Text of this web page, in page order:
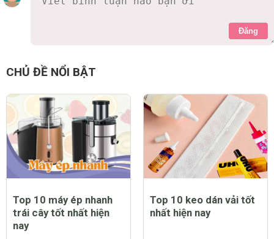
Đăng
CHỦ ĐỀ NỔI BẬT
Top 10 máy ép nhanh
trái cây tốt nhất hiện
nay
Top 10 keo dán vải tốt
nhất hiện nay